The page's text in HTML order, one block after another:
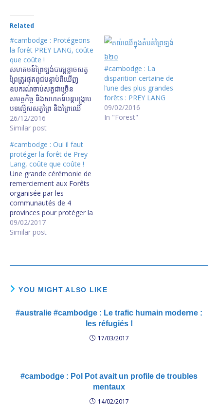
Related
#cambodge : Protégeons
la forêt PREY LANG, coûte
que coûte !
សហគមន៍​ព្រៃ​ឡង់​បារម្ភ​ខ្លាច​សត្វ​
ព្រៃ​ត្រូវ​ផុត​ពូជ​បន្ទាប់​ពី​ឃើញ​
ឧបករណ៍​ចាប់​សត្វ​ជាច្រើន
សមត្ថកិច្ច​ និង​សហគន៍​បន្ត​បង្ក្រាប​
បទល្មើស​​សត្វព្រៃ​ និង​ព្រៃឈើ
Prey Lang Activists Say
Forest Remains Under
ឡង់​ទ្រង់ទ្រាយ​ធំ​របស់​សហគមន៍​
ទាំង​បួន​ខេត្ត
http://www.rfa.org/khmer/
news/environment/prey-
lang-patroling-
12252016052405.html/h12
2416mc.mp3
26/12/2016
Similar post
#cambodge : La
disparition certaine de
l’une des plus grandes
forêts : PREY LANG
09/02/2016
In "Forest"
#cambodge : Oui il faut
protéger la forêt de Prey
Lang, coûte que coûte !
Une grande cérémonie de
remerciement aux Forêts
organisée par les
communautés de 4
provinces pour protéger la
Forêt de Prey Lang. Oui il
faut protéger la forêt de
09/02/2017
Similar post
YOU MIGHT ALSO LIKE
#australie #cambodge : Le trafic humain moderne :
les réfugiés !
17/03/2017
#cambodge : Pol Pot avait un profile de troubles
mentaux
14/02/2017